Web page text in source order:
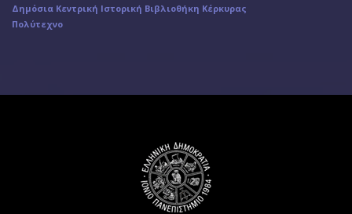
Δημόσια Κεντρική Ιστορική Βιβλιοθήκη Κέρκυρας
Πολύτεχνο